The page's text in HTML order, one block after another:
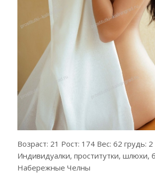
Возраст: 21 Рост: 174 Вес: 62 грудь: 2
Индивидуалки, проститутки, шлюхи,
Набережные Челны